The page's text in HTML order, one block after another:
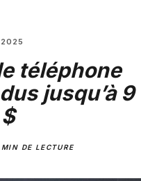
2025
téléphone
jusqu’à 9
DE LECTURE